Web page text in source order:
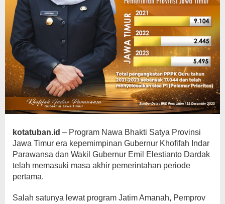
kotatuban.id – Program Nawa Bhakti Satya Provinsi
Jawa Timur era kepemimpinan Gubernur Khofifah Indar
Parawansa dan Wakil Gubernur Emil Elestianto Dardak
telah memasuki masa akhir pemerintahan periode
pertama.
Salah satunya lewat program Jatim Amanah, Pemprov